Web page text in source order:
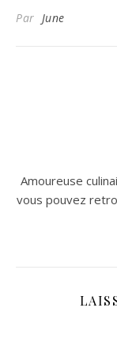
Par June
Amoureuse
vous pouvez